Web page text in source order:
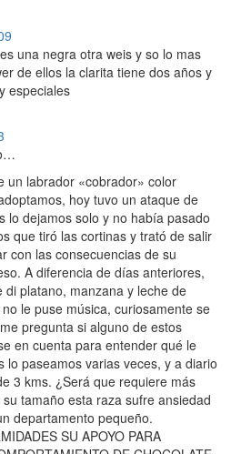
una negra otra weis y so lo mas
de ellos la clarita tiene dos años y
especiales
un labrador «cobrador» color
hoy tuvo un ataque de
lo dejamos solo y no había pasado
que tiró las cortinas y trató de salir
con las consecuencias de su
A diferencia de días anteriores,
di platano, manzana y leche de
le puse música, curiosamente se
pregunta si alguno de estos
en cuenta para entender qué le
lo paseamos varias veces, y a diario
3 kms. ¿Será que requiere más
tamaño esta raza sufre ansiedad
departamento pequeño.
SU APOYO PARA